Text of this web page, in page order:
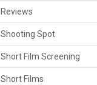
Reviews
Shooting Spot
Short Film Screening
Short Films